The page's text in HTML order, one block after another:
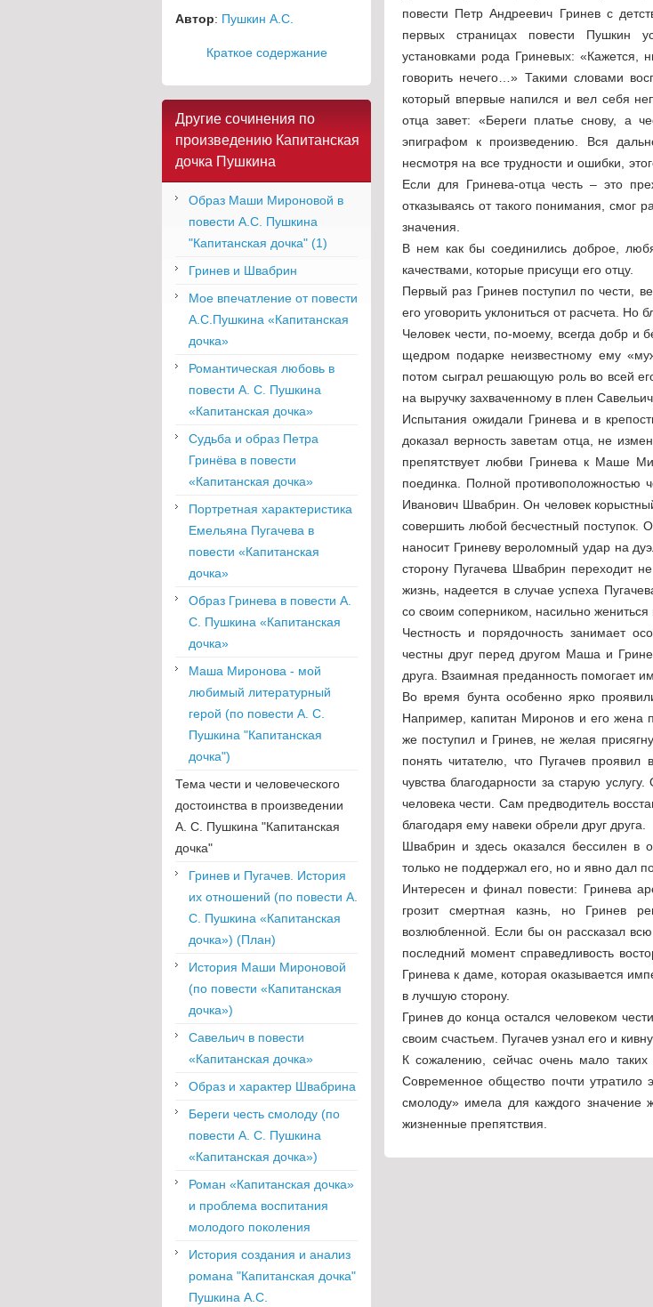
Автор: Пушкин А.С.
Краткое содержание
Другие сочинения по
произведению Капитанская
дочка Пушкина
Образ Маши Мироновой в
повести А.С. Пушкина
"Капитанская дочка" (1)
Гринев и Швабрин
Мое впечатление от повести
А.С.Пушкина «Капитанская
дочка»
Романтическая любовь в
повести А. С. Пушкина
«Капитанская дочка»
Судьба и образ Петра
Гринёва в повести
«Капитанская дочка»
Портретная характеристика
Емельяна Пугачева в
повести «Капитанская
дочка»
Образ Гринева в повести А.
С. Пушкина «Капитанская
дочка»
Маша Миронова - мой
любимый литературный
герой (по повести А. С.
Пушкина "Капитанская
дочка")
Тема чести и человеческого
достоинства в произведении
А. С. Пушкина "Капитанская
дочка"
Гринев и Пугачев. История
их отношений (по повести А.
С. Пушкина «Капитанская
дочка») (План)
История Маши Мироновой
(по повести «Капитанская
дочка»)
Савельич в повести
«Капитанская дочка»
Образ и характер Швабрина
Береги честь смолоду (по
повести А. С. Пушкина
«Капитанская дочка»)
Роман «Капитанская дочка»
и проблема воспитания
молодого поколения
История создания и анализ
романа "Капитанская дочка"
Пушкина А.С.
повести Петр Андреевич Гринев с
первых страницах повести Пушкин
установками рода Гриневых:
говорить нечего…» Такими словами
который впервые напился и вел себя
отца завет: «Береги платье снову, а
эпиграфом к произведению. Вся
несмотря на все трудности и ошибки,
Если для Гринева-отца честь – это
отказываясь от такого понимания, смог
значения.
В нем как бы соединились доброе,
качествами, которые присущи его отцу.
Первый раз Гринев поступил по чести,
его уговорить уклониться от расчета. Но
Человек чести, по-моему, всегда добр и
щедром подарке неизвестному ему
потом сыграл решающую роль во всей
на выручку захваченному в плен
Испытания ожидали Гринева и в
доказал верность заветам отца, не
препятствует любви Гринева к Маше
поединка. Полной противоположностью
Иванович Швабрин. Он человек
совершить любой бесчестный
наносит Гриневу вероломный удар на
сторону Пугачева Швабрин переходит
жизнь, надеется в случае успеха
со своим соперником, насильно
Честность и порядочность занимает
честны друг перед другом Маша и
друга. Взаимная преданность помогает
Во время бунта особенно ярко
Например, капитан Миронов и его жена
же поступил и Гринев, не желая
понять читателю, что Пугачев
чувства благодарности за старую
человека чести. Сам предводитель
благодаря ему навеки обрели друг друга.
Швабрин и здесь оказался бессилен в
только не поддержал его, но и явно дал
Интересен и финал повести: Гринева
грозит смертная казнь, но Гринев
возлюбленной. Если бы он рассказал
последний момент справедливость
Гринева к даме, которая оказывается
в лучшую сторону.
Гринев до конца остался человеком
своим счастьем. Пугачев узнал его и
К сожалению, сейчас очень мало
Современное общество почти утратило
смолоду» имела для каждого значение
жизненные препятствия.